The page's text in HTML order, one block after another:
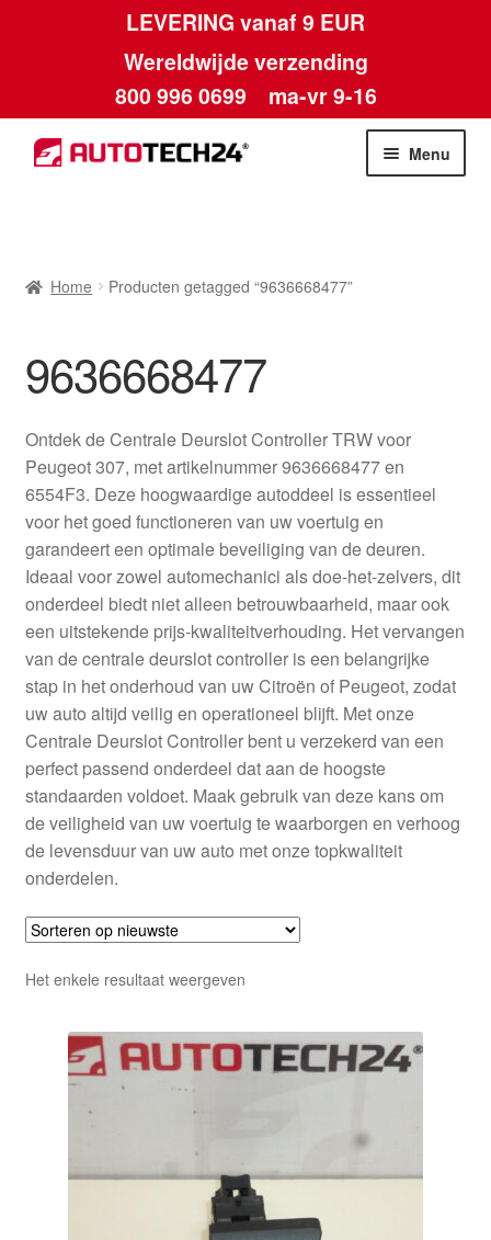
LEVERING vanaf 9 EUR
Wereldwijde verzending
800 996 0699 ma-vr 9-16
Ga
door
Ga
naar
Menu
Betalingen
Contact
Kassa
Klachten
Klachtenprocedure
Levering
Mijn account
Over ons
Privacybeleid
Wereldwijde verzending
Winkelwagen
Home Producten getagged “9636668477”
9636668477
Ontdek de Centrale Deurslot Controller TRW voor
Peugeot 307, met artikelnummer 9636668477 en
6554F3. Deze hoogwaardige autoddeel is essentieel
voor het goed functioneren van uw voertuig en
garandeert een optimale beveiliging van de deuren.
Ideaal voor zowel automechanici als doe-het-zelvers, dit
onderdeel biedt niet alleen betrouwbaarheid, maar ook
een uitstekende prijs-kwaliteitverhouding. Het vervangen
van de centrale deurslot controller is een belangrijke
stap in het onderhoud van uw Citroën of Peugeot, zodat
uw auto altijd veilig en operationeel blijft. Met onze
Centrale Deurslot Controller bent u verzekerd van een
perfect passend onderdeel dat aan de hoogste
standaarden voldoet. Maak gebruik van deze kans om
de veiligheid van uw voertuig te waarborgen en verhoog
de levensduur van uw auto met onze topkwaliteit
onderdelen.
Het enkele resultaat weergeven